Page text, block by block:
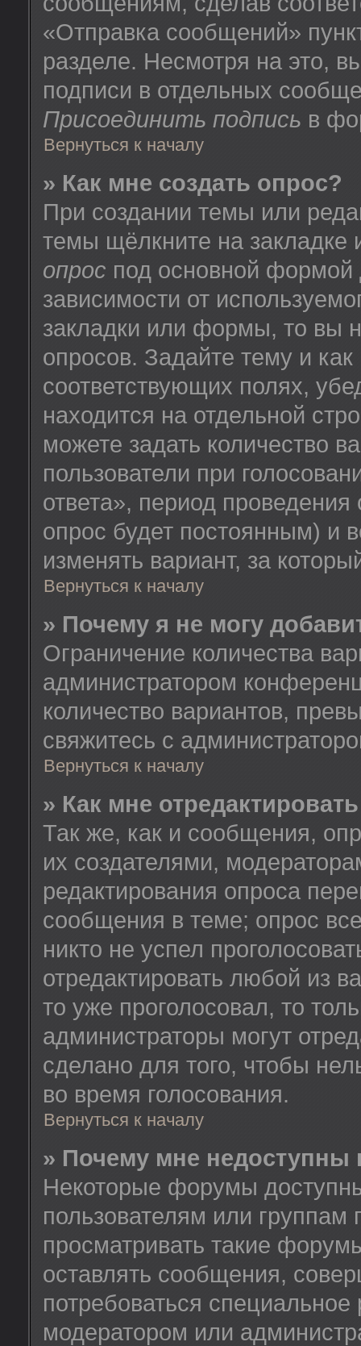
«Отправка сообщений»
разделе. Несмотря на это,
подписи в отдельных
Присоединить подпись в
Вернуться к началу
» Как мне создать опрос?
При создании темы или
темы щёлкните на
опрос под основной
зависимости от
закладки или формы, то вы
опросов. Задайте тему и
соответствующих полях,
находится на отдельной
можете задать количество
пользователи при
ответа», период проведения
опрос будет постоянным) и
изменять вариант, за
Вернуться к началу
» Почему я не могу
Ограничение количества
администратором
количество вариантов,
свяжитесь с
Вернуться к началу
» Как мне
Так же, как и сообщения,
их создателями,
редактирования опроса
сообщения в теме; опрос
никто не успел
отредактировать любой из
то уже проголосовал, то
администраторы могут
сделано для того, чтобы
во время голосования.
Вернуться к началу
» Почему мне
Некоторые форумы
пользователям или группам
просматривать такие
оставлять сообщения,
потребоваться
модератором или